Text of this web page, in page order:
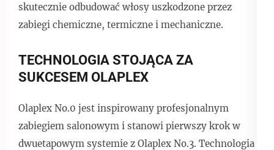
skutecznie odbudować włosy uszkodzone przez
zabiegi chemiczne, termiczne i mechaniczne.
TECHNOLOGIA STOJĄCA ZA
SUKCESEM OLAPLEX
Olaplex No.0 jest inspirowany profesjonalnym
zabiegiem salonowym i stanowi pierwszy krok w
dwuetapowym systemie z Olaplex No.3. Technologia